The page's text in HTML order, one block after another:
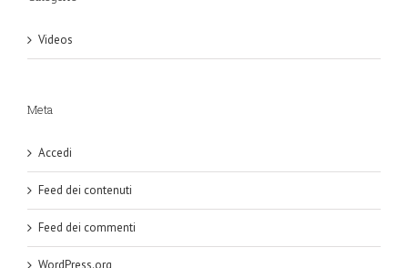
Videos
Meta
Accedi
Feed dei contenuti
Feed dei commenti
WordPress.org